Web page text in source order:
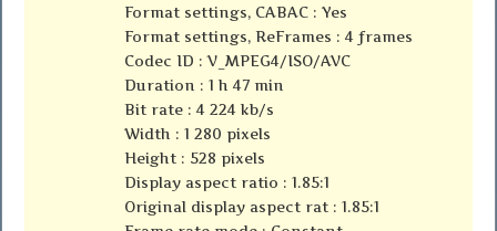
Format settings, CABAC : Yes
Format settings, ReFrames : 4 frames
Codec ID : V_MPEG4/ISO/AVC
Duration : 1 h 47 min
Bit rate : 4 224 kb/s
Width : 1 280 pixels
Height : 528 pixels
Display aspect ratio : 1.85:1
Original display aspect rat : 1.85:1